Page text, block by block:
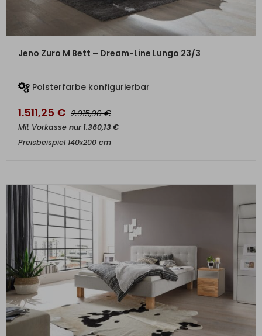
ZUM PRODUKT
Jeno Zuro M Bett – Dream-Line Lungo 23/3
Polsterfarbe konfigurierbar
1.511,25 € 2.015,00€
Mit Vorkasse nur1.360,13€
Preisbeispiel 140x200 cm